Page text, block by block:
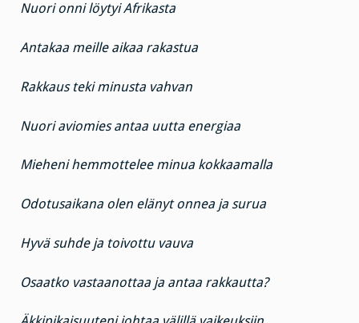
Nuori onni löytyi Afrikasta
Antakaa meille aikaa rakastua
Rakkaus teki minusta vahvan
Nuori aviomies antaa uutta energiaa
Mieheni hemmottelee minua kokkaamalla
Odotusaikana olen elänyt onnea ja surua
Hyvä suhde ja toivottu vauva
Osaatko vastaanottaa ja antaa rakkautta?